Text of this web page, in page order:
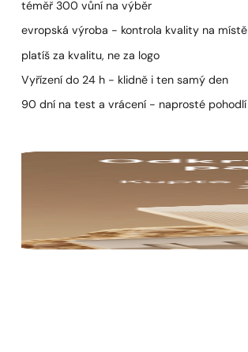
téměř 300 vůní na výběr
evropská výroba - kontrola kvality na místě
platíš za kvalitu, ne za logo
Vyřízení do 24 h - klidně i ten samý den
90 dní na test a vrácení - naprosté pohodlí